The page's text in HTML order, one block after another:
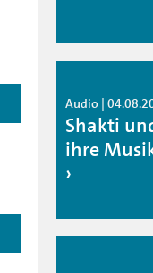
Audio |
Shakti
ihre